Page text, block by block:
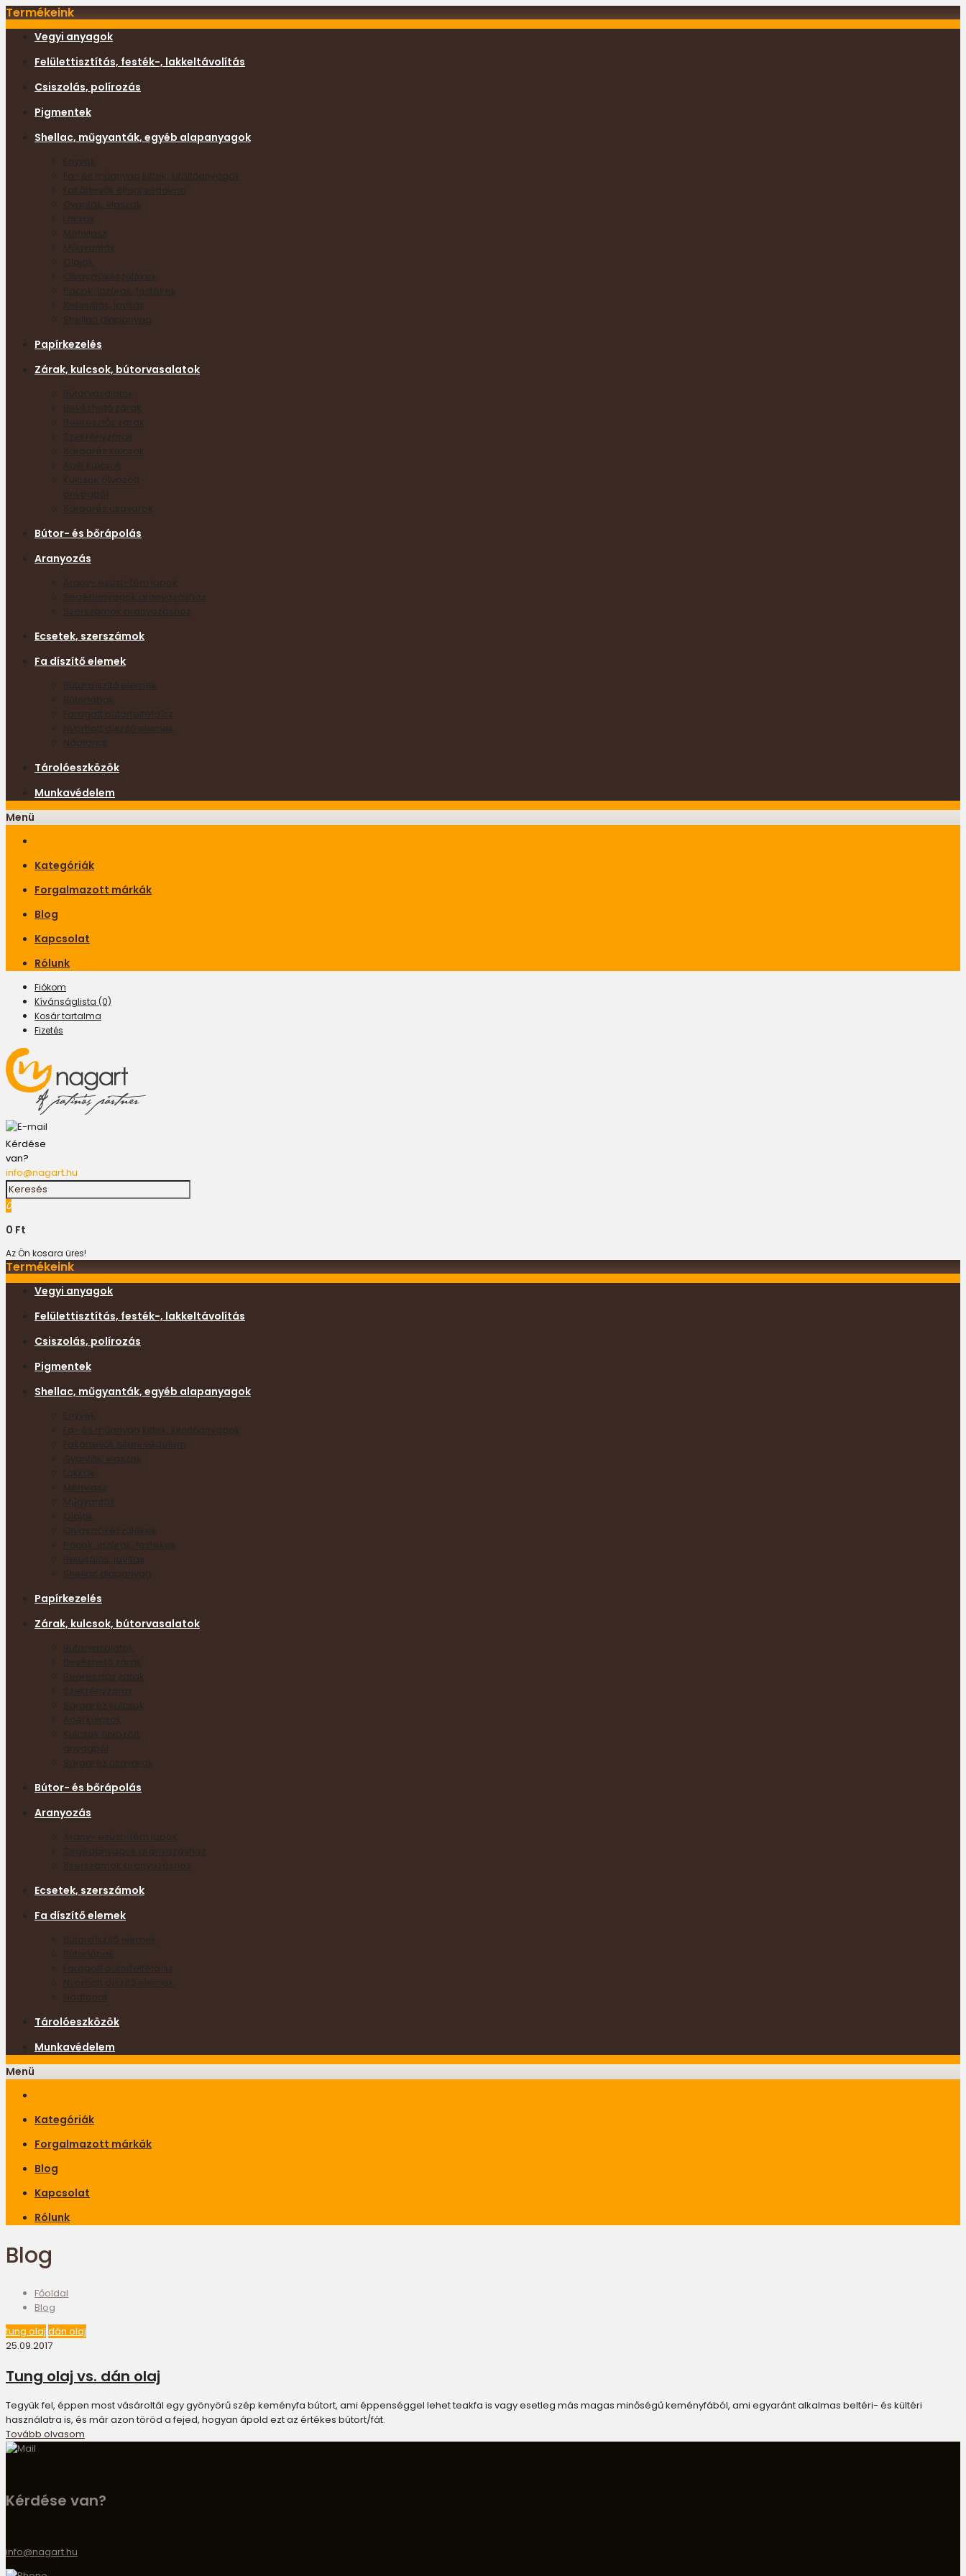
Termékeink
Vegyi anyagok
Felülettisztítás, festék-, lakkeltávolítás
Csiszolás, polírozás
Pigmentek
Shellac, műgyanták, egyéb alapanyagok
Enyvek
Fa- és műanyag kittek, kitöltőanyagok
Fakártevők elleni védelem
Gyanták, viaszok
Lakkok
Méhviasz
Műgyanták
Olajok
Olvasztókészülékek
Pácok, lazúrok, festékek
Retusálás, javítás
Papírkezelés
Zárak, kulcsok, bútorvasalatok
Bútorvasalatok
Bevéshető zárak
Beeresztős zárak
Szekrényzárak
Sárgaréz kulcsok
Acél kulcsok
Kulcsok ötvözött
Sárgaréz csavarok
Bútor- és bőrápolás
Aranyozás
Arany- ezüst- fém lapok
Segédanyagok aranyozáshoz
Szerszámok aranyozáshoz
Ecsetek, szerszámok
Fa díszítő elemek
Bútordíszítő elemek
Bútorlábak
Faragott bútorfeltétdísz
Nyomott díszítő elemek
Tárolóeszközök
Munkavédelem
Menü
Kategóriák
Forgalmazott márkák
Blog
Kapcsolat
Rólunk
Fiókom
Kívánságlista (0)
Kosár tartalma
Fizetés
Kérdése
van?
info@nagart.hu
0
0 Ft
Az Ön kosara üres!
Termékeink
Vegyi anyagok
Felülettisztítás, festék-, lakkeltávolítás
Csiszolás, polírozás
Pigmentek
Shellac, műgyanták, egyéb alapanyagok
Enyvek
Fa- és műanyag kittek, kitöltőanyagok
Fakártevők elleni védelem
Gyanták, viaszok
Lakkok
Méhviasz
Műgyanták
Olajok
Olvasztókészülékek
Pácok, lazúrok, festékek
Retusálás, javítás
Papírkezelés
Zárak, kulcsok, bútorvasalatok
Bútorvasalatok
Bevéshető zárak
Beeresztős zárak
Szekrényzárak
Sárgaréz kulcsok
Acél kulcsok
Kulcsok ötvözött
Sárgaréz csavarok
Bútor- és bőrápolás
Aranyozás
Arany- ezüst- fém lapok
Segédanyagok aranyozáshoz
Szerszámok aranyozáshoz
Ecsetek, szerszámok
Fa díszítő elemek
Bútordíszítő elemek
Bútorlábak
Faragott bútorfeltétdísz
Nyomott díszítő elemek
Tárolóeszközök
Munkavédelem
Menü
Kategóriák
Forgalmazott márkák
Blog
Kapcsolat
Rólunk
Blog
Főoldal
Blog
tung olaj dán olaj
25.09.2017
Tung olaj vs. dán olaj
Tegyük fel, éppen most vásároltál egy gyönyörű szép keményfa bútort, ami éppenséggel lehet teakfa is vagy esetleg más magas minőségű keményfából, ami egyaránt alkalmas beltéri- és kültéri
használatra is, és már azon töröd a fejed, hogyan ápold ezt az értékes bútort/fát.
Tovább olvasom
Kérdése van?
info@nagart.hu